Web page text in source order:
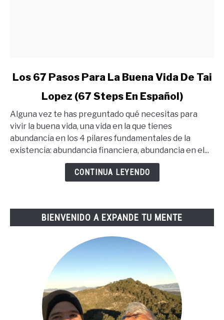
link
67
Pasos
Para
Steps
Los 67 Pasos Para La Buena Vida De Tai
Lopez (67 Steps En Español)
Alguna vez te has preguntado qué necesitas para
vivir la buena vida, una vida en la que tienes
abundancia en los 4 pilares fundamentales de la
existencia: abundancia financiera, abundancia en el...
CONTINUA LEYENDO
BIENVENIDO A EXPANDE TU MENTE